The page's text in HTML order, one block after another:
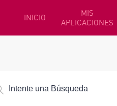
INICIO
MIS
APLICACIONES